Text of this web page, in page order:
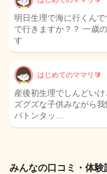
明日生理で海に行くん
で行きますか？？ 一歳
す
はじめてのママリ🔰
産後初生理でしんどい
ズグズな子供みながら
バトンタッ…
みんなの口コミ・体